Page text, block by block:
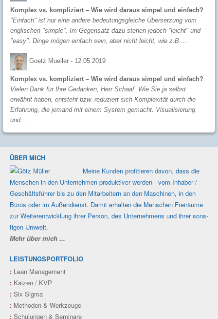
Komplex vs. kompliziert – Wie wird daraus simpel und einfach?
"Einfach" ist nur eine andere bedeutungsgleiche Übersetzung vom
englischen "simple". Im Gegensatz dazu stehen jedoch "leicht" und
"easy". Dinge mögen einfach sein, aber nicht leicht, wie z.B....
Goetz Mueller - 12.05.2019
Komplex vs. kompliziert – Wie wird daraus simpel und einfach?
Vielen Dank für Ihre Gedanken, Herr Schaaf. Wie Sie ja selbst
erwähnt haben, entsteht bzw. reduziert sich Komplexität durch die
Erfahrung, die jemand mit einem System gemacht. Visualisierung
und...
ÜBER MICH
Meine Kunden profi­tieren davon, dass die
Men­schen in den Unter­nehmen produk­tiver werden - vom Inhaber /
Geschäfts­führer bis zu den Mit­ar­beitern an den Maschi­nen, in den
Büros oder im Außen­dienst. Damit erhalten die Men­schen Frei­räume
zur Weiter­ent­wicklung ihrer Person, des Unter­nehmens und ihrer sons­
tigen Umwelt.
Mehr über mich ...
LEISTUNGSPORTFOLIO
: Lean Management
: Kaizen / KVP
: Six Sigma
: Methoden & Werkzeuge
: Schulungen & Seminare